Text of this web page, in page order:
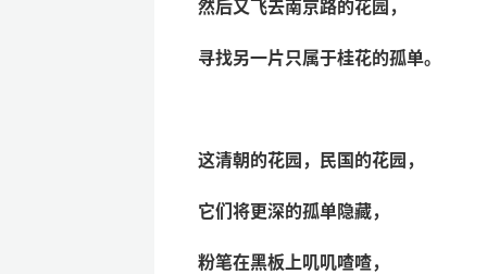
然后又飞去南京路的花园，
寻找另一片只属于桂花的孤单。
这清朝的花园，民国的花园，
它们将更深的孤单隐藏，
粉笔在黑板上叽叽喳喳，